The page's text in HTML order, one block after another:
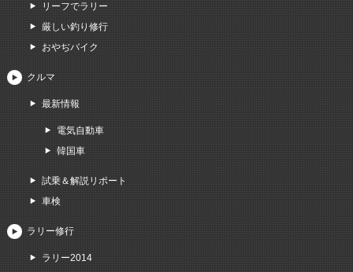
リーフでラリー
厳しい釣り修行
おやぢバイク
クルマ
最新情報
電気自動車
韓国車
試乗＆解説リポート
車検
ラリー修行
ラリー2014